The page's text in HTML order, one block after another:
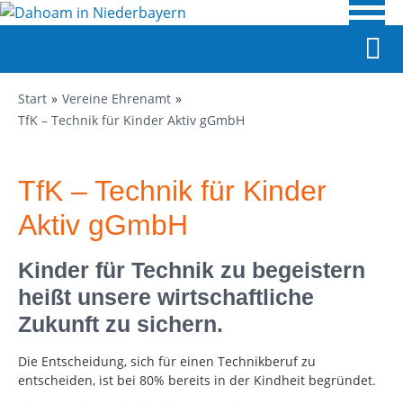
Start
Vereine Ehrenamt
TfK – Technik für Kinder Aktiv gGmbH
TfK – Technik für Kinder
Aktiv gGmbH
Kinder für Technik zu begeistern
heißt unsere wirtschaftliche
Zukunft zu sichern.
Die Entscheidung, sich für einen Technikberuf zu
entscheiden, ist bei 80% bereits in der Kindheit begründet.